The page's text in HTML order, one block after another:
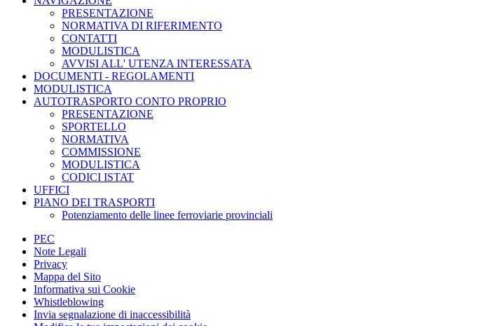
PRESENTAZIONE
NORMATIVA DI RIFERIMENTO
CONTATTI
MODULISTICA
AVVISI ALL' UTENZA INTERESSATA
DOCUMENTI - REGOLAMENTI
MODULISTICA
AUTOTRASPORTO CONTO PROPRIO
PRESENTAZIONE
SPORTELLO
NORMATIVA
COMMISSIONE
MODULISTICA
CODICI ISTAT
UFFICI
PIANO DEI TRASPORTI
Potenziamento delle linee ferroviarie provinciali
PEC
Note Legali
Privacy
Mappa del Sito
Informativa sui Cookie
Whistleblowing
Invia segnalazione di inaccessibilità